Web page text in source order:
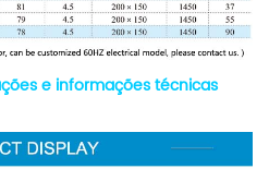
e informações técnicas